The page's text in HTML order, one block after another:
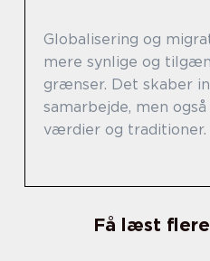
Globalisering og
mere synlige og
grænser. Det skaber
samarbejde, men
værdier og traditioner.
Få læst